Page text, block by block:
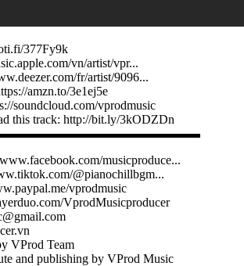
377Fy9k
vn/artist/vpr...
fr/artist/9096...
amzn.to/3e1ej5e
soundcloud.com/vprodmusic
this track: http://bit.ly/3kODZDn
musicproduce...
@pianochillbgm...
vprodmusic
VprodMusicproducer
VProd Team
and publishing by VProd Music